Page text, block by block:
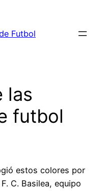
Futbol
las
futbol
estos colores por
C. Basilea, equipo